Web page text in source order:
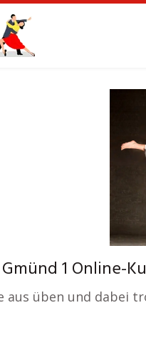
1 Online-
aus üben und dabei